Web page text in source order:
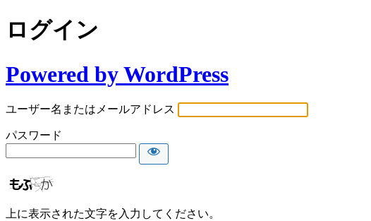
ログイン
Powered by WordPress
ユーザー名またはメールアドレス
パスワード
上に表示された文字を入力してください。